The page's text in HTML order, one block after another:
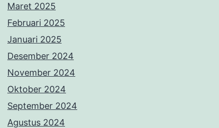
Maret 2025
Februari 2025
Januari 2025
Desember 2024
November 2024
Oktober 2024
September 2024
Agustus 2024